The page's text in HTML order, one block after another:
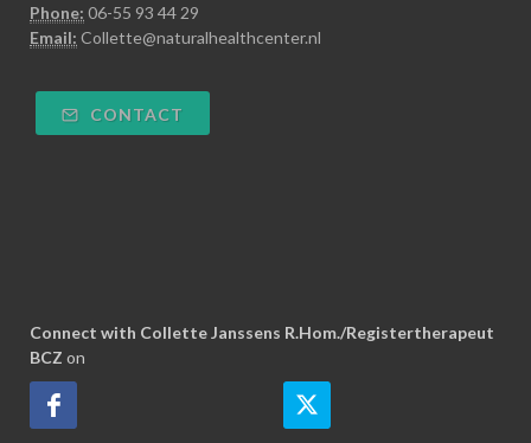
Phone: 06-55 93 44 29
Email: Collette@naturalhealthcenter.nl
CONTACT
Connect with Collette Janssens R.Hom./Registertherapeut
BCZ on